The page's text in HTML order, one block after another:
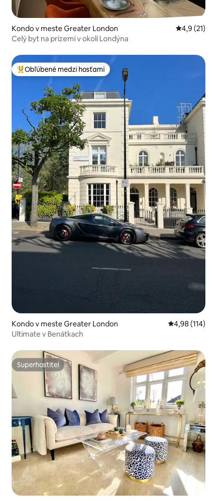
Kondo v meste Greater London Priemerné
4,9 (21)
Celý byt na prízemí v okolí Londýna
Najobľúbenejšie medzi hosťami
Obľúbené medzi hosťami
Kondo v meste Greater London Priemerné
4,98 (114)
Ultimate v Benátkach
Superhostiteľ
Superhostiteľ